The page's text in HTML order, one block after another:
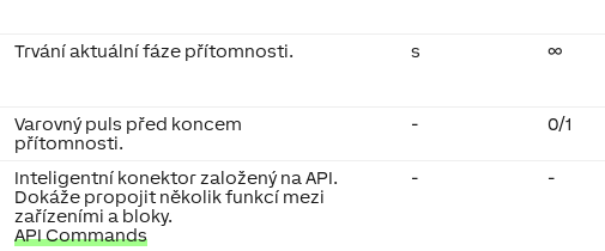
Trvání aktuální fáze přítomnosti. s ∞
Varovný puls před koncem
přítomnosti.
- 0/1
Inteligentní konektor založený na API.
Dokáže propojit několik funkcí mezi
zařízeními a bloky.
API Commands
- -